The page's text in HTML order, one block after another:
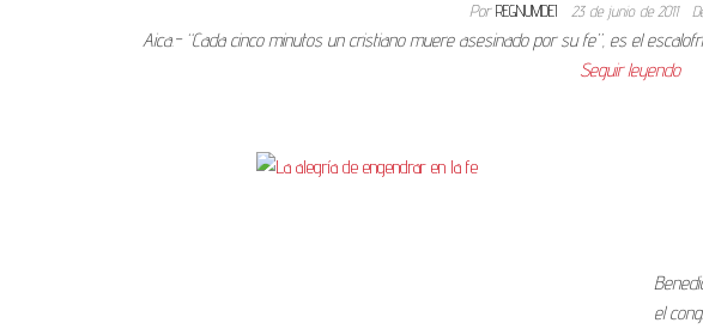
Por REGNUMDEI 23 de junio de 2011
Aica.- “Cada cinco minutos un cristiano muere asesinado por su fe”, es el
Seguir leyendo
el